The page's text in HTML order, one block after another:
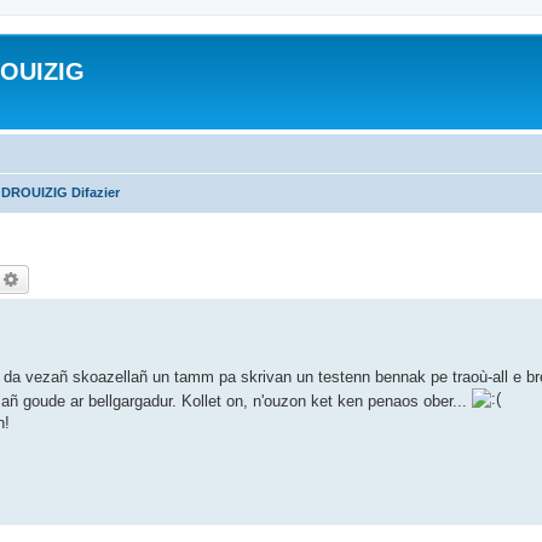
Difazier
vezañ skoazellañ un tamm pa skrivan un testenn bennak pe traoù-all e
goude ar bellgargadur. Kollet on, n'ouzon ket ken penaos ober...